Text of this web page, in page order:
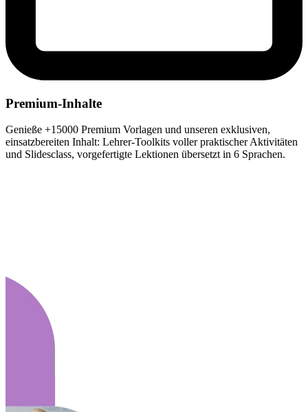
Premium-Inhalte
Genieße +15000 Premium Vorlagen und unseren exklusiven,
einsatzbereiten Inhalt: Lehrer-Toolkits voller praktischer Aktivitäten
und Slidesclass, vorgefertigte Lektionen übersetzt in 6 Sprachen.